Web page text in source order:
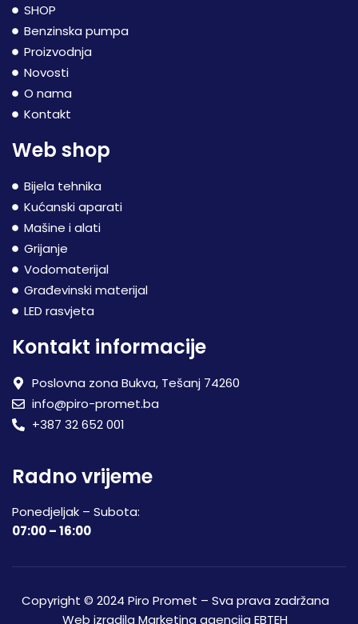
SHOP
Benzinska pumpa
Proizvodnja
Novosti
O nama
Kontakt
Web shop
Bijela tehnika
Kućanski aparati
Mašine i alati
Grijanje
Vodomaterijal
Građevinski materijal
LED rasvjeta
Kontakt informacije
Poslovna zona Bukva, Tešanj 74260
info@piro-promet.ba
+387 32 652 001
Radno vrijeme
Ponedjeljak – Subota:
07:00 – 16:00
Copyright © 2024 Piro Promet – Sva prava zadržana
Web izradila Marketing agencija EBTEH